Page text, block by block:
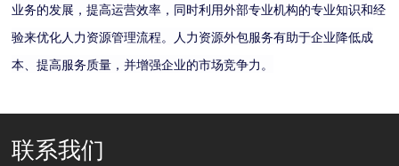
业务的发展，提高运营效率，同时利用外部专业机构的专业知识和经
验来优化人力资源管理流程。人力资源外包服务有助于企业降低成
本、提高服务质量，并增强企业的市场竞争力。
联系我们